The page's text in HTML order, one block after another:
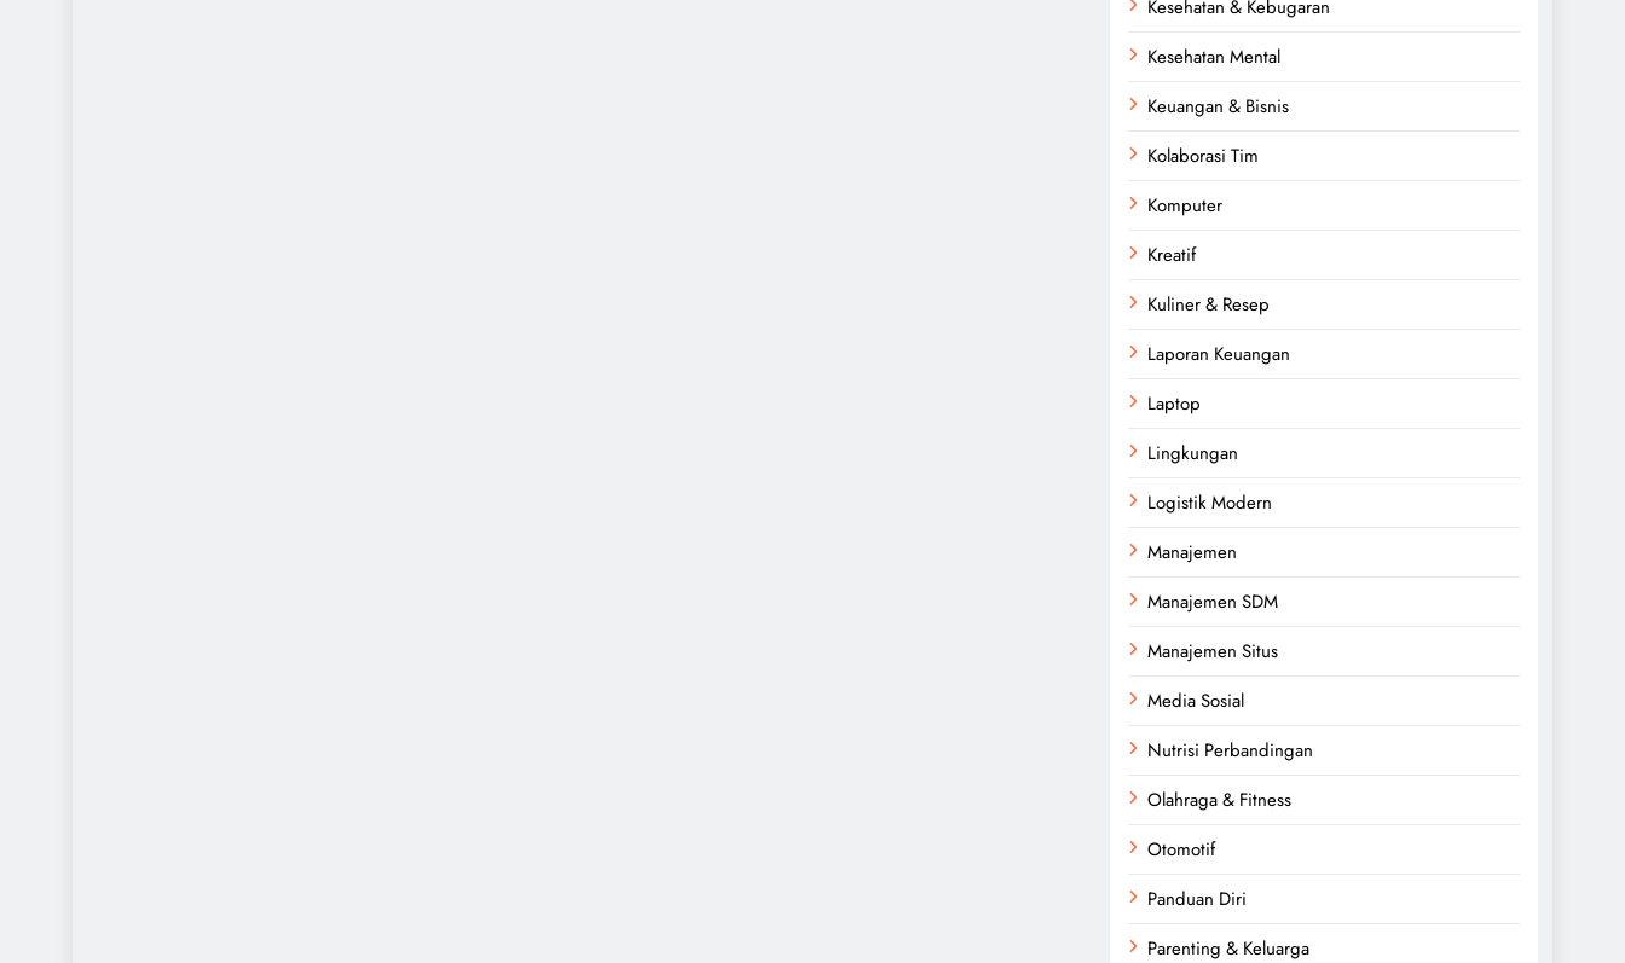
Kesehatan & Kebugaran
Kesehatan Mental
Keuangan & Bisnis
Kolaborasi Tim
Komputer
Kreatif
Kuliner & Resep
Laporan Keuangan
Laptop
Lingkungan
Logistik Modern
Manajemen
Manajemen SDM
Manajemen Situs
Media Sosial
Nutrisi Perbandingan
Olahraga & Fitness
Otomotif
Panduan Diri
Parenting & Keluarga